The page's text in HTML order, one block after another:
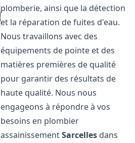
plomberie, ainsi que la détection
et la réparation de fuites d'eau.
Nous travaillons avec des
équipements de pointe et des
matières premières de qualité
pour garantir des résultats de
haute qualité. Nous nous
engageons à répondre à vos
besoins en plombier
assainissementSarcelles dans